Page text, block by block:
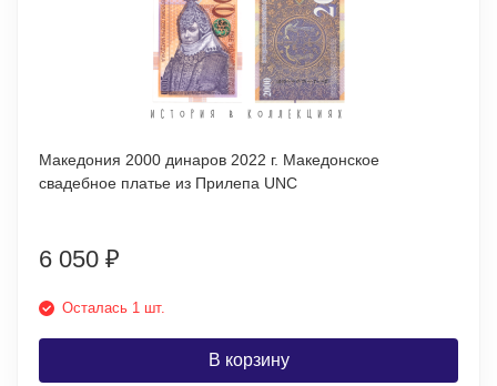
Македония 2000 динаров 2022 г. Македонское
свадебное платье из Прилепа UNC
6 050 ₽
Осталась 1 шт.
В корзину